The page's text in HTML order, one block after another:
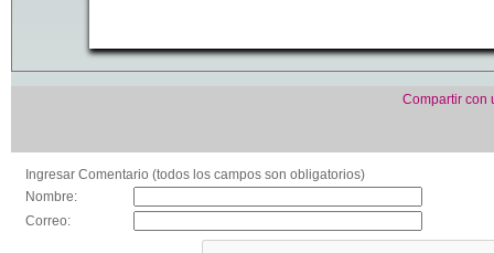
Compartir con
Ingresar Comentario (todos los campos son obligatorios)
Nombre:
Correo: